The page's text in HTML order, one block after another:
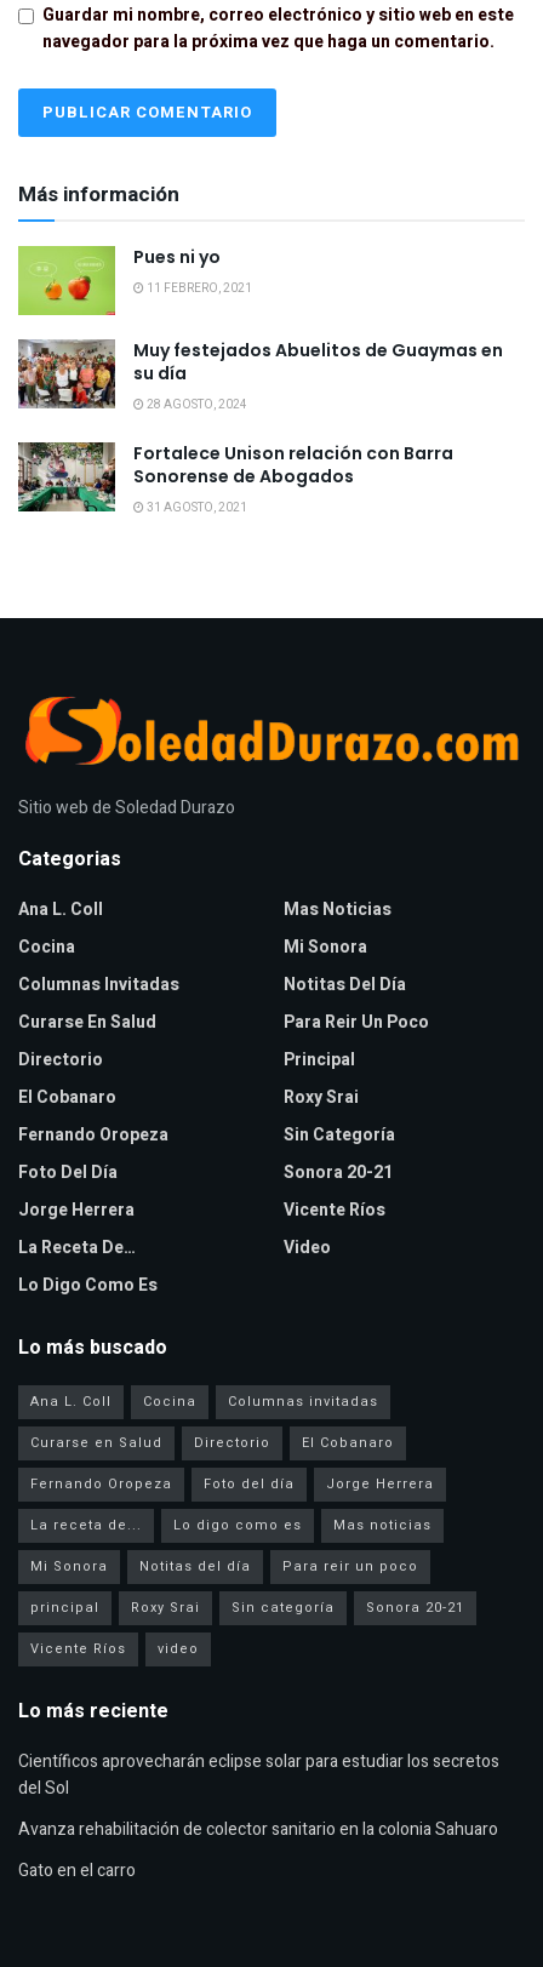
Guardar mi nombre, correo electrónico y sitio web en este
navegador para la próxima vez que haga un comentario.
Más información
Pues ni yo
11 FEBRERO, 2021
Muy festejados Abuelitos de Guaymas en
su día
28 AGOSTO, 2024
Fortalece Unison relación con Barra
Sonorense de Abogados
31 AGOSTO, 2021
Sitio web de Soledad Durazo
Categorias
Ana L. Coll
Cocina
Columnas Invitadas
Curarse En Salud
Directorio
El Cobanaro
Fernando Oropeza
Foto Del Día
Jorge Herrera
La Receta De…
Lo Digo Como Es
Mas Noticias
Mi Sonora
Notitas Del Día
Para Reir Un Poco
Principal
Roxy Srai
Sin Categoría
Sonora 20-21
Vicente Ríos
Video
Lo más buscado
Ana L. Coll Cocina
Columnas invitadas
Curarse en Salud
Directorio
El Cobanaro
Fernando Oropeza
Foto del día
Jorge Herrera
La receta de...
Lo digo como es
Mas noticias
Mi Sonora
Notitas del día
Para reir un poco
principal
Roxy Srai Sin categoría
Sonora 20-21
Vicente Ríos
video
Lo más reciente
Científicos aprovecharán eclipse solar para estudiar los secretos
del Sol
Avanza rehabilitación de colector sanitario en la colonia Sahuaro
Gato en el carro